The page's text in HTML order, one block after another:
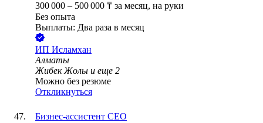
300 000 – 500 000 ₸ за месяц, на руки
Без опыта
Выплаты: Два раза в месяц
ИП Исламхан
Алматы
Жибек Жолы и еще 2
Можно без резюме
Откликнуться
Бизнес-ассистент CEO